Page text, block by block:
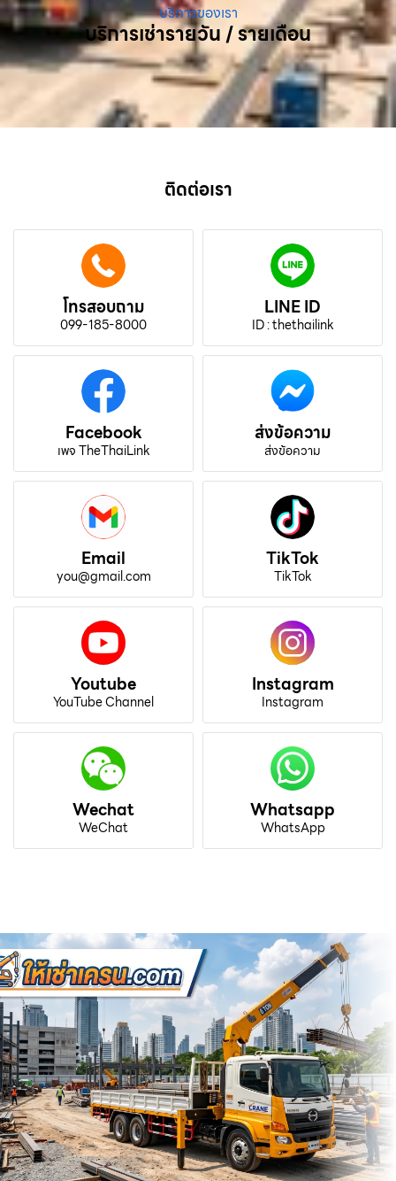
บริการของเรา
บริการเช่ารายวัน / รายเดือน
ติดต่อเรา
โทรสอบถาม
099-185-8000
LINE ID
ID : thethailink
Facebook
เพจ TheThaiLink
ส่งข้อความ
ส่งข้อความ
Email
you@gmail.com
TikTok
TikTok
Youtube
YouTube Channel
Instagram
Instagram
Wechat
WeChat
Whatsapp
WhatsApp